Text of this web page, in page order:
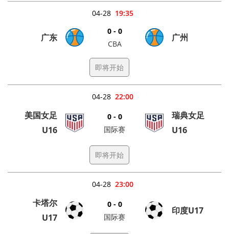
19:35
04-28
广东
0 - 0
CBA
广州
即将开始
22:00
04-28
美国女足
U16
0 - 0
国际赛
瑞典女足
U16
即将开始
23:00
04-28
卡塔尔
U17
0 - 0
国际赛
印度U17